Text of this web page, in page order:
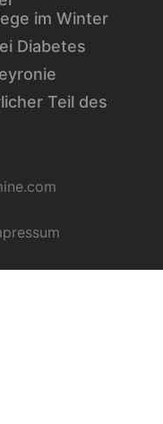
im Winter
Diabetes
Teil des